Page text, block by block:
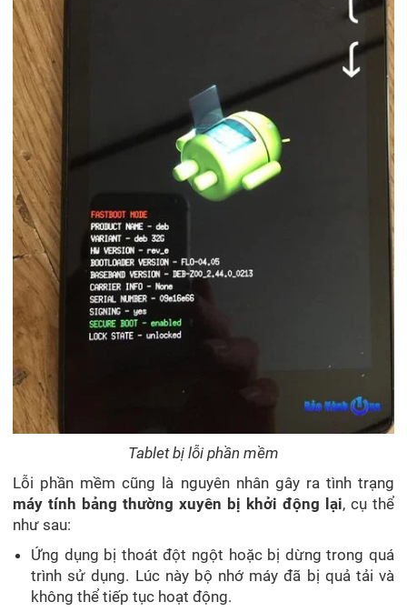
Tablet bị lỗi phần mềm
Lỗi phần mềm cũng là nguyên nhân gây ra tình trạng
máy tính bảng thường xuyên bị khởi động lại, cụ thể
như sau:
Ứng dụng bị thoát đột ngột hoặc bị dừng trong quá
trình sử dụng. Lúc này bộ nhớ máy đã bị quả tải và
không thể tiếp tục hoạt động.